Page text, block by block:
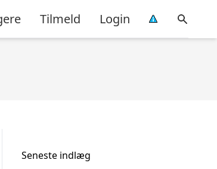
Tilmeld Login
Seneste indlæg